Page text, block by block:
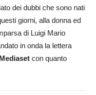
dei dubbi che sono nati
giorni, alla donna ed
di Luigi Mario
in onda la lettera
con quanto